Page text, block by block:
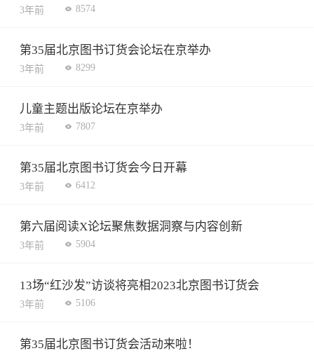
3年前 8574
第35届北京图书订货会论坛在京举办
3年前 8299
儿童主题出版论坛在京举办
3年前 7807
第35届北京图书订货会今日开幕
3年前 6412
第六届阅读X论坛聚焦数据洞察与内容创新
3年前 5904
13场“红沙发”访谈将亮相2023北京图书订货会
3年前 5106
第35届北京图书订货会活动来啦！